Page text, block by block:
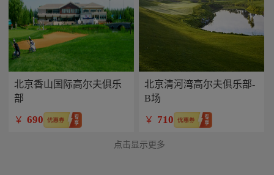
北京香山国际高尔夫俱乐
部
￥ 690
北京清河湾高尔夫俱乐部-
B场
￥ 710
点击显示更多